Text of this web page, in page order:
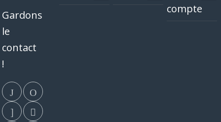
Gardons
le
contact
!
compte